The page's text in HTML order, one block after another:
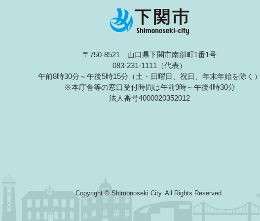
〒750-8521 山口県下関市南部町1番1号
083-231-1111（代表）
午前8時30分～午後5時15分（土・日曜日、祝日、年末年始を除く
※本庁舎等の窓口受付時間は午前9時～午後4時30分
法人番号4000020352012
Copyright © Shimonoseki City. All Rights Reserved.